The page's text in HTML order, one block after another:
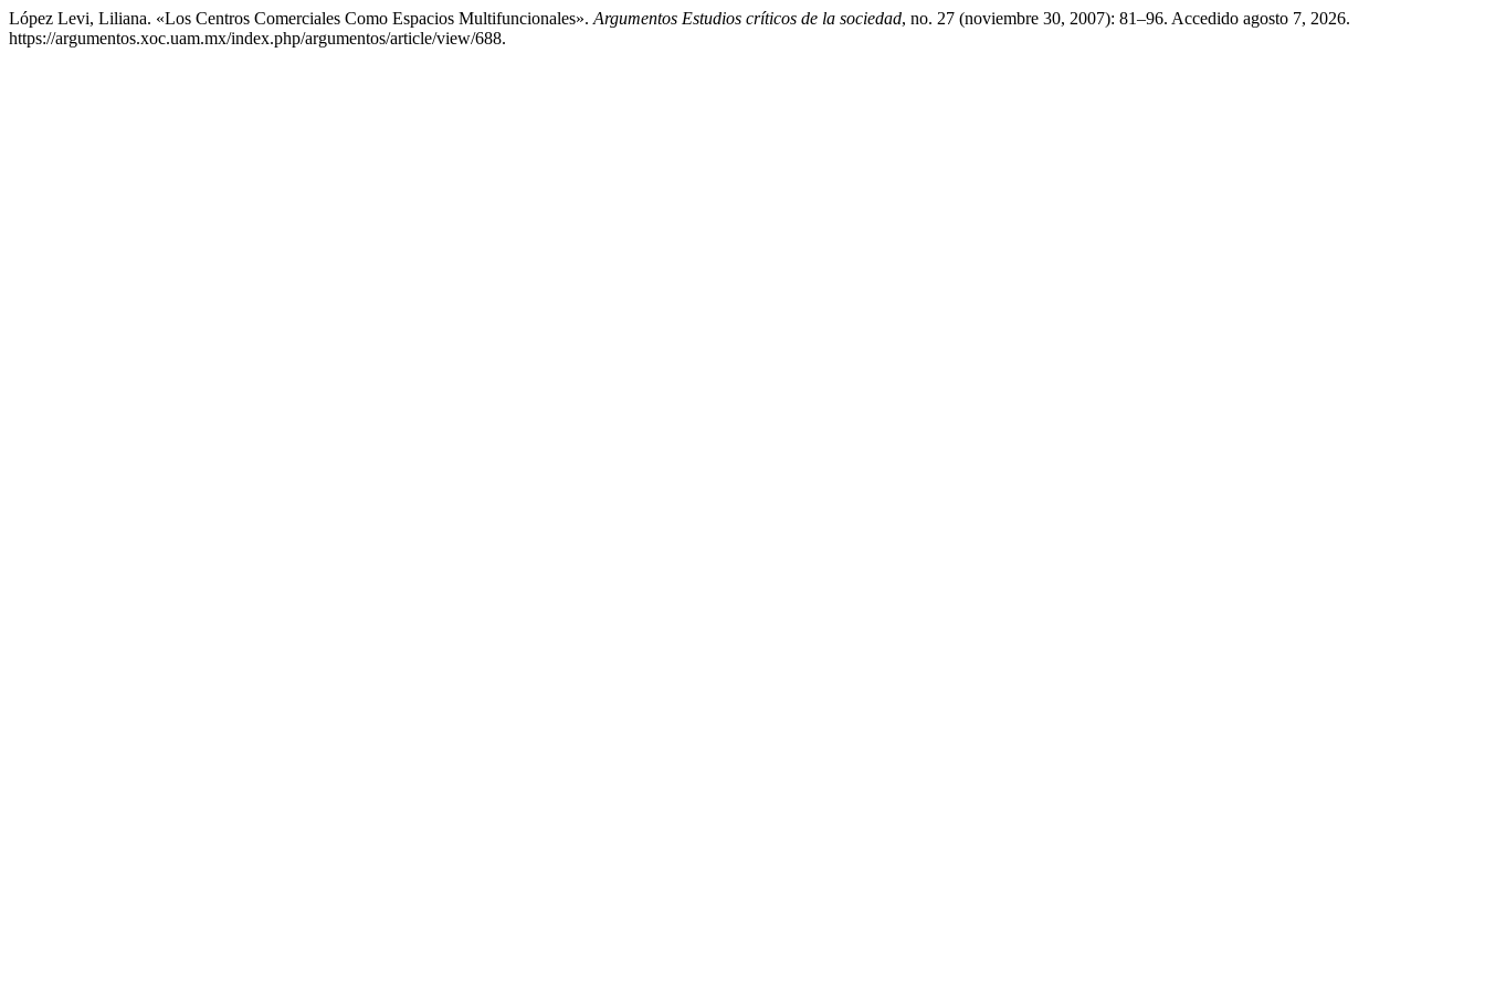
López Levi, Liliana. «Los Centros Comerciales Como Espacios Multifuncionales». Argumentos Estudios críticos de la sociedad, no. 27 (noviembre 30, 2007): 81–96. Accedido agosto 7, 2026.
https://argumentos.xoc.uam.mx/index.php/argumentos/article/view/688.